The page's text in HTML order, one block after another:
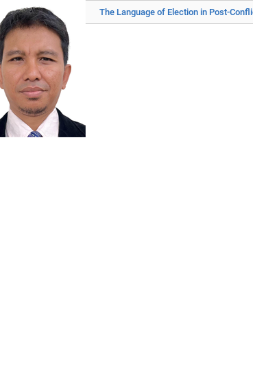
The Language of Election in Post-